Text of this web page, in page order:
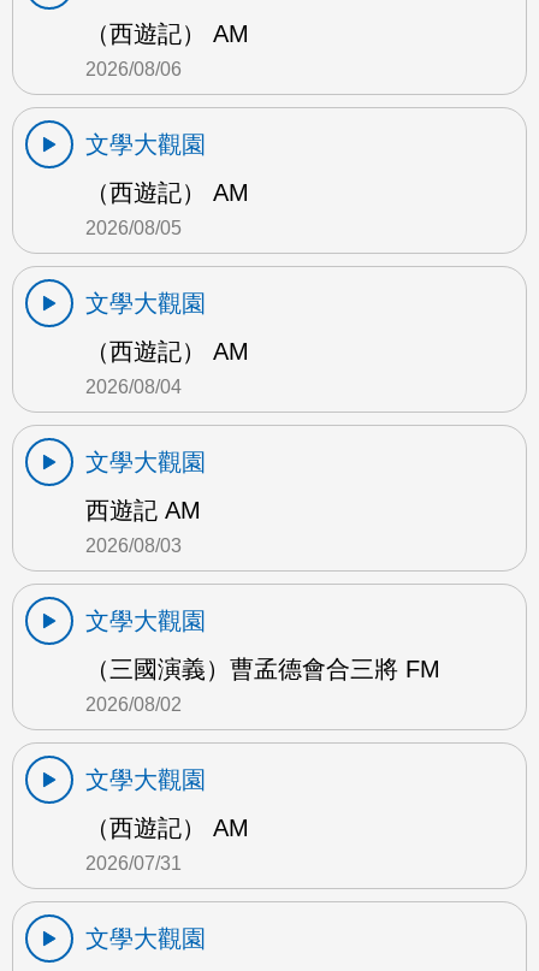
（西遊記） AM
2026/08/06
文學大觀園
（西遊記） AM
2026/08/05
文學大觀園
（西遊記） AM
2026/08/04
文學大觀園
西遊記 AM
2026/08/03
文學大觀園
（三國演義）曹孟德會合三將 FM
2026/08/02
文學大觀園
（西遊記） AM
2026/07/31
文學大觀園